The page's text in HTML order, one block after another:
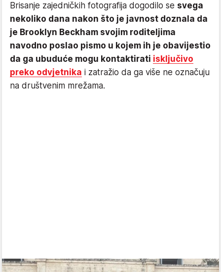
Brisanje zajedničkih fotografija dogodilo se svega
nekoliko dana nakon što je javnost doznala da
je Brooklyn Beckham svojim roditeljima
navodno poslao pismo u kojem ih je obavijestio
da ga ubuduće mogu kontaktirati isključivo
preko odvjetnika i zatražio da ga više ne označuju
na društvenim mrežama.